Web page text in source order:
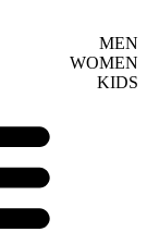
MEN
WOMEN
KIDS